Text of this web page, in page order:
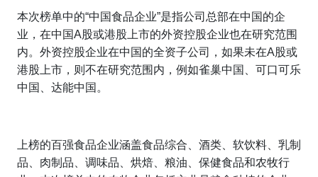
本次榜单中的“中国食品企业”是指公司总部在中国的企
业，在中国A股或港股上市的外资控股企业也在研究范围
内。外资控股企业在中国的全资子公司，如果未在A股或
港股上市，则不在研究范围内，例如雀巢中国、可口可乐
中国、达能中国。
上榜的百强食品企业涵盖食品综合、酒类、软饮料、乳制
品、肉制品、调味品、烘焙、粮油、保健食品和农牧行